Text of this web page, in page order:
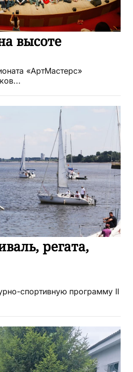
высоте
«АртМастерс»
регата,
спортивную программу II